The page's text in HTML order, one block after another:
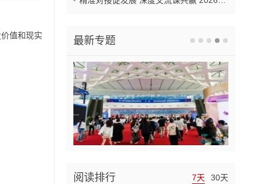
值和现实
最新专题
阅读排行 7天 30天